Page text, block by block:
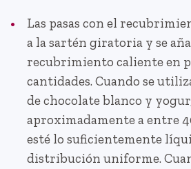
Las pasas con el
a la sartén giratoria y se
recubrimiento caliente en
cantidades. Cuando se
de chocolate blanco y
aproximadamente a entre
esté lo suficientemente
distribución uniforme.